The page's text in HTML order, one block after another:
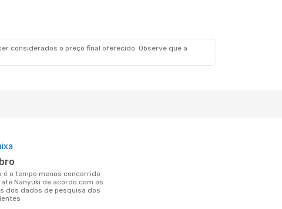
considerados o preço final oferecido. Observe que a
Nanyuki de acordo com os
dos dados de pesquisa dos